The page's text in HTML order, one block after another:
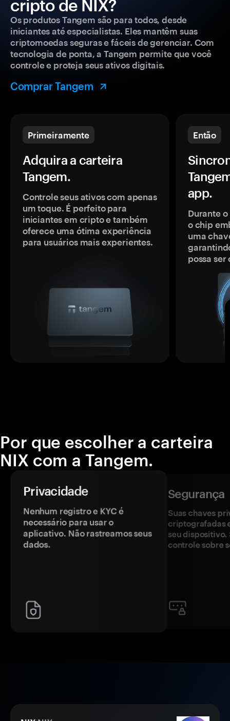
cripto de NIX?
Os produtos Tangem são para todos, desde
iniciantes até especialistas. Eles mantêm suas
criptomoedas seguras e fáceis de gerenciar. Com
tecnologia de ponta, a Tangem permite que você
controle e proteja seus ativos digitais.
Comprar Tangem
Primeiramente
Adquira a carteira
Tangem.
Controle seus ativos com apenas
um toque. É perfeito para
iniciantes em cripto e também
oferece uma ótima experiência
para usuários mais experientes.
Então
app.
Durante
o chip
uma
possa
Por que escolher a carteira
NIX com a Tangem.
Privacidade
Nenhum registro e KYC é
necessário para usar o
aplicativo. Não rastreamos seus
dados.
Segurança
Suas chaves
criptografadas
seu dispositivo.
controle sobre